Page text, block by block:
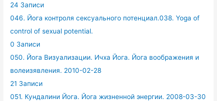
24 Записи
046. Йога контроля сексуального потенциал.038. Yoga of
control of sexual potential.
0 Записи
050. Йога Визуализации. Ичха Йога. Йога воображения и
волеизявления. 2010-02-28
21 Записи
051. Кундалини Йога. Йога жизненной энергии. 2008-03-30